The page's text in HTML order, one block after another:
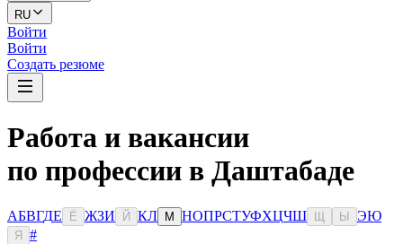
RU
Войти
Войти
Создать резюме
Работа и вакансии
по профессии в Даштабаде
АБВГДЕ Ё ЖЗИ Й КЛ М НОПРСТУФХЦЧШ Ы ЭЮ
Я
#